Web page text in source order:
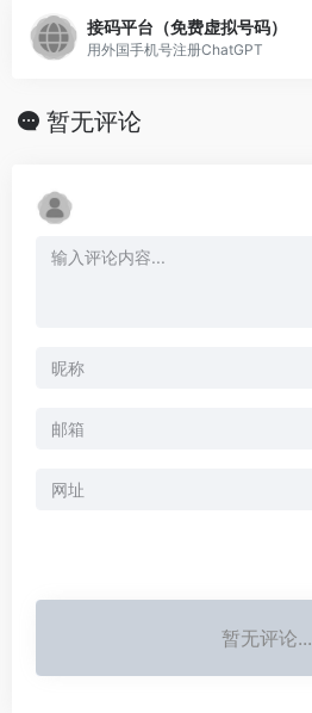
接码平台（免费虚拟号码）
用外国手机号注册ChatGPT
暂无评论
暂无评论...